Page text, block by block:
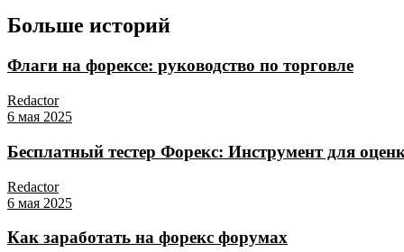
Больше историй
Флаги на форексе: руководство по торговле
Redactor
6 мая 2025
Бесплатный тестер Форекс: Инструмент для
Redactor
6 мая 2025
Как заработать на форекс форумах